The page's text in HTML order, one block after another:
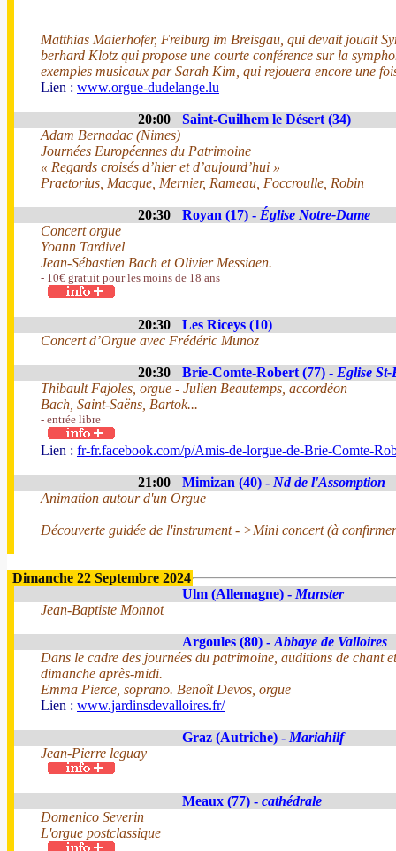
Matthias Maierhofer, Freiburg im Breisgau, qui devait jouait
berhard Klotz qui propose une courte conférence sur la
exemples musicaux par Sarah Kim, qui rejouera encore une
Lien : www.orgue-dudelange.lu
20:00
Saint-Guilhem le Désert (34)
Adam Bernadac (Nimes)
Journées Européennes du Patrimoine
« Regards croisés d’hier et d’aujourd’hui »
Praetorius, Macque, Mernier, Rameau, Foccroulle, Robin
20:30 Royan (17) - Église Notre-Dame
Concert orgue
Yoann Tardivel
Jean-Sébastien Bach et Olivier Messiaen.
- 10€ gratuit pour les moins de 18 ans
20:30
Les Riceys (10)
Concert d’Orgue avec Frédéric Munoz
20:30 Brie-Comte-Robert (77) - Eglise
Thibault Fajoles, orgue - Julien Beautemps, accordéon
Bach, Saint-Saëns, Bartok...
- entrée libre
Lien : fr-fr.facebook.com/p/Amis-de-lorgue-de-Brie-Comte-
21:00 Mimizan (40) - Nd de l'Assomption
Animation autour d'un Orgue
Découverte guidée de l'instrument - >Mini concert (à
Dimanche 22 Septembre 2024
Ulm (Allemagne) - Munster
Jean-Baptiste Monnot
Argoules (80) - Abbaye de Valloires
Dans le cadre des journées du patrimoine, auditions de chant
dimanche après-midi.
Emma Pierce, soprano. Benoît Devos, orgue
Lien : www.jardinsdevalloires.fr/
Graz (Autriche) - Mariahilf
Jean-Pierre leguay
Meaux (77) - cathédrale
Domenico Severin
L'orgue postclassique